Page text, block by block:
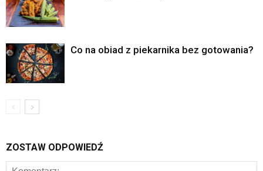
Co na obiad z piekarnika bez gotowania?
ZOSTAW ODPOWIEDŹ